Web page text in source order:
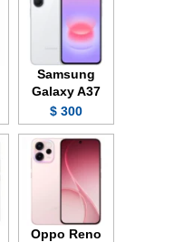
Samsung
Galaxy A37
300 $
Oppo Reno